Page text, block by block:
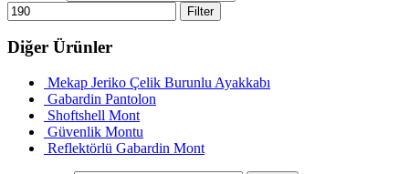
Filter
Diğer Ürünler
Mekap Jeriko Çelik Burunlu Ayakkabı
Gabardin Pantolon
Shoftshell Mont
Güvenlik Montu
Reflektörlü Gabardin Mont